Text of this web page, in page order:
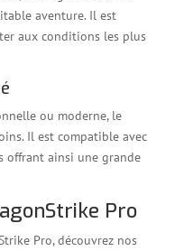
aventure. Il est
aux conditions les plus
ou moderne, le
Il est compatible avec
offrant ainsi une grande
Pro
Pro, découvrez nos